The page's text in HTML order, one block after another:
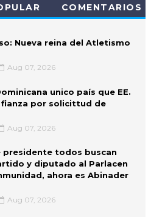
COMENTARIOS
Nueva reina del Atletismo
Aug 07, 2026
unico país que EE.
fianza por solicittud de
Aug 07, 2026
presidente todos buscan
y diputado al Parlacen
ahora es Abinader
Aug 07, 2026